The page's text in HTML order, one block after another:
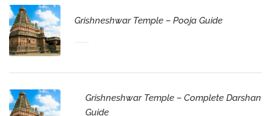
Grishneshwar Temple – Pooja Guide
Grishneshwar Temple – Complete Darshan
Guide